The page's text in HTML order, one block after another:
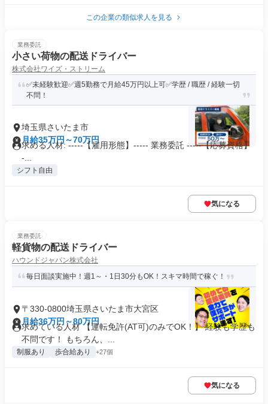
この企業の類似求人を見る
業務委託
小さい荷物の配送ドライバー
株式会社ワイズ・ストリーム
✅未経験歓迎✅週5勤務で月給45万円以上可✅学歴 / 職歴 / 経験一切
不問！
埼玉県さいたま市
月給35万円～70万円
求める人材: -----【雇用形態】----- 業務委託 -----【応募資格】
-...
シフト自由
気になる
業務委託
軽貨物の配送ドライバー
ハウンドジャパン株式会社
毎日面談実施中！週1～・1日30分もOK！スキマ時間で稼ぐ！
〒330-0800埼玉県さいたま市大宮区
月給36万円～80万円
求めている人材 【運転免許(AT可)のみでOK！】 経験も学歴も
不問です！ もちろん、...
制服あり 歩合給あり +27個
気になる